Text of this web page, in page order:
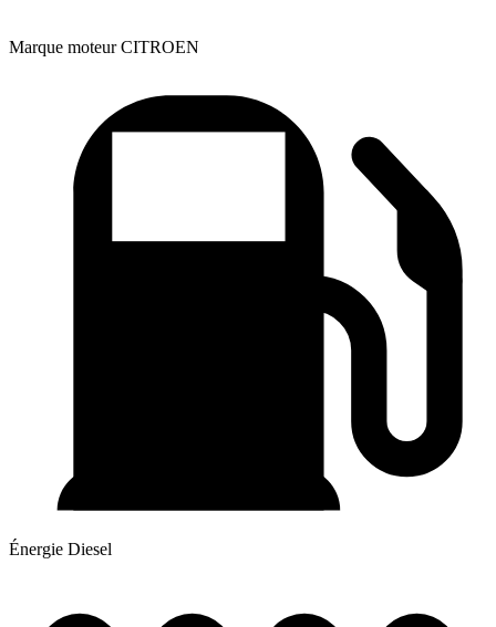
Marque moteur CITROEN
Énergie Diesel